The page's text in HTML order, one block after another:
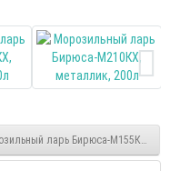
ларь Бирюса-М155КХ,